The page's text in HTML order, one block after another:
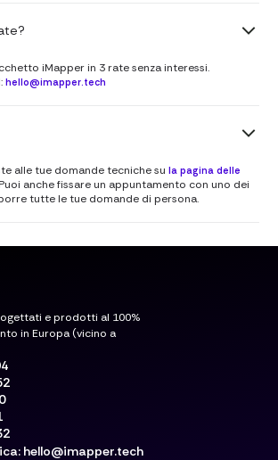
iMapper in 3 rate senza interessi.
hello@imapper.tech
alle tue domande tecniche su la pagina delle
anche fissare un appuntamento con uno dei
tutte le tue domande di persona.
e prodotti al 100%
in Europa (vicino a
hello@imapper.tech